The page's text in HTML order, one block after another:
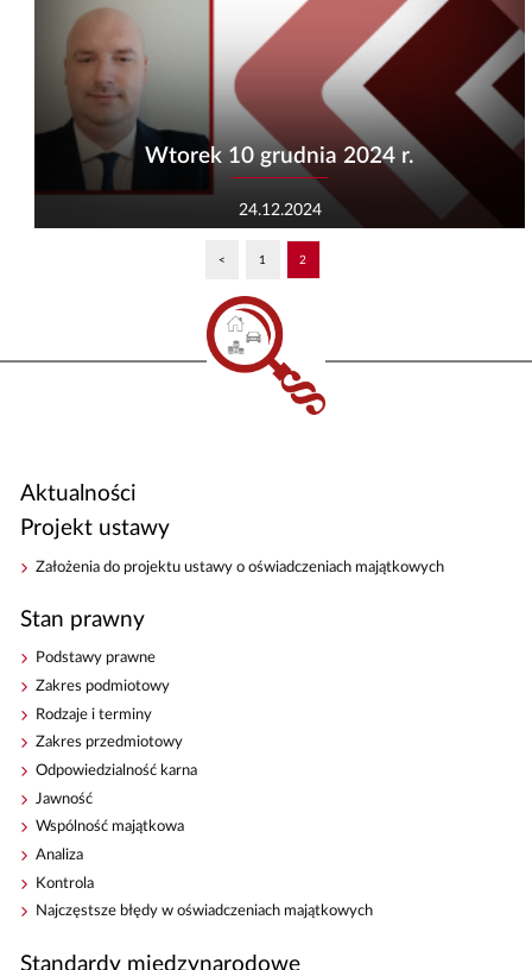
Wtorek 10 grudnia 2024 r.
24.12.2024
< 1 2
Aktualności
Projekt ustawy
Założenia do projektu ustawy o oświadczeniach majątkowych
Stan prawny
Podstawy prawne
Zakres podmiotowy
Rodzaje i terminy
Zakres przedmiotowy
Odpowiedzialność karna
Jawność
Wspólność majątkowa
Analiza
Kontrola
Najczęstsze błędy w oświadczeniach majątkowych
Standardy międzynarodowe